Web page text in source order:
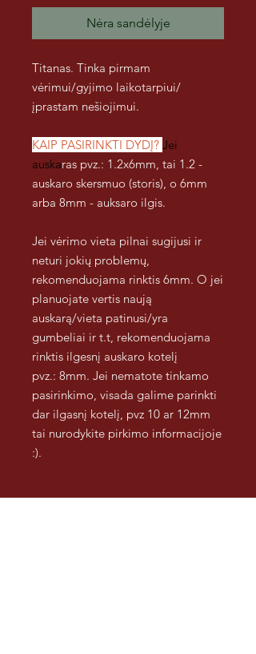
Nėra sandėlyje
Titanas. Tinka pirmam
vėrimui/gyjimo laikotarpiui/
įprastam nešiojimui.
KAIP PASIRINKTI DYDĮ? Jei
auskaras pvz.: 1.2x6mm, tai 1.2 -
auskaro skersmuo (storis), o 6mm
arba 8mm - auksaro ilgis.
Jei vėrimo vieta pilnai sugijusi ir
neturi jokių problemų,
rekomenduojama rinktis 6mm. O jei
planuojate vertis naują
auskarą/vieta patinusi/yra
gumbeliai ir t.t, rekomenduojama
rinktis ilgesnį auskaro kotelį
pvz.: 8mm. Jei nematote tinkamo
pasirinkimo, visada galime parinkti
dar ilgasnį kotelį, pvz 10 ar 12mm
tai nurodykite pirkimo informacijoje
:).